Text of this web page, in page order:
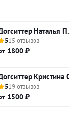
Наталья П.
515 отзывов
1800 ₽
Кристина
519 отзывов
1500 ₽